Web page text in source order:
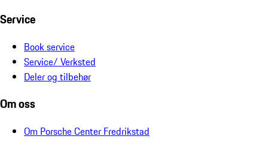
Service
Book service
Service/ Verksted
Deler og tilbehør
Om oss
Om Porsche Center Fredrikstad